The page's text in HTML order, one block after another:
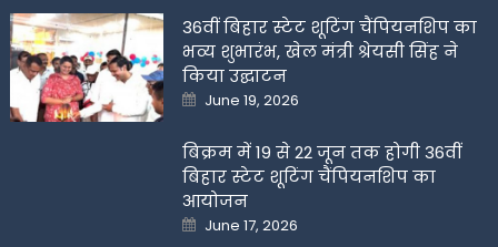
36वीं बिहार स्टेट शूटिंग चैंपियनशिप का
भव्य शुभारंभ, खेल मंत्री श्रेयसी सिंह ने
किया उद्घाटन
Posted
on
June 19, 2026
बिक्रम में 19 से 22 जून तक होगी 36वीं
बिहार स्टेट शूटिंग चैंपियनशिप का
आयोजन
Posted
on
June 17, 2026